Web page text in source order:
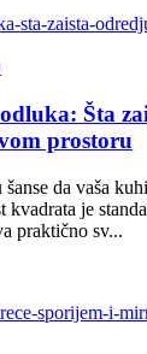
Šta
prostoru
da vaša
kvadrata je
praktično sv...